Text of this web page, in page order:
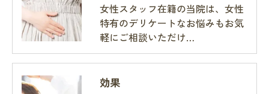
女性スタッフ在籍の当院は、女性
特有のデリケートなお悩みもお気
軽にご相談いただけ…
効果